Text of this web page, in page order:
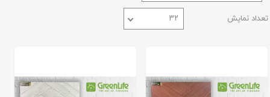
تعداد نمایش ۳۲